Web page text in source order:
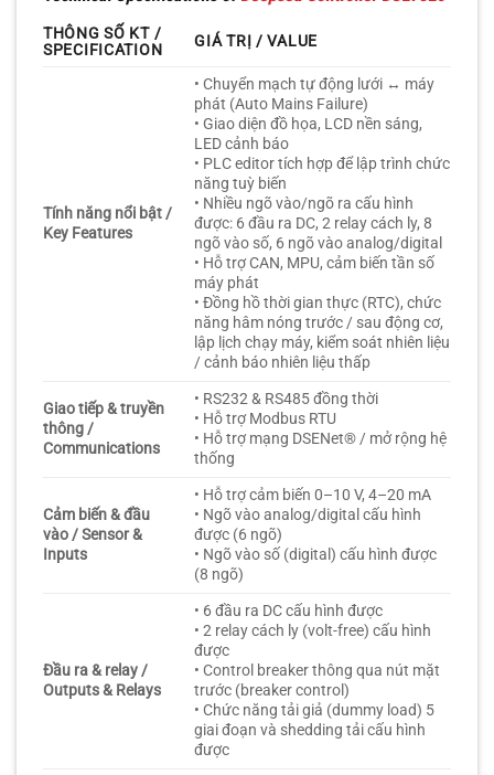
THÔNG SỐ KT /
SPECIFICATION
GIÁ TRỊ / VALUE
Tính năng nổi bật /
Key Features
• Chuyển mạch tự động lưới ↔ máy
phát (Auto Mains Failure)
• Giao diện đồ họa, LCD nền sáng,
LED cảnh báo
• PLC editor tích hợp để lập trình chức
năng tuỳ biến
• Nhiều ngõ vào/ngõ ra cấu hình
được: 6 đầu ra DC, 2 relay cách ly, 8
ngõ vào số, 6 ngõ vào analog/digital
• Hỗ trợ CAN, MPU, cảm biến tần số
máy phát
• Đồng hồ thời gian thực (RTC), chức
năng hâm nóng trước / sau động cơ,
lập lịch chạy máy, kiểm soát nhiên liệu
/ cảnh báo nhiên liệu thấp
Giao tiếp & truyền
thông /
Communications
• RS232 & RS485 đồng thời
• Hỗ trợ Modbus RTU
• Hỗ trợ mạng DSENet® / mở rộng hệ
thống
Cảm biến & đầu
vào / Sensor &
Inputs
• Hỗ trợ cảm biến 0–10 V, 4–20 mA
• Ngõ vào analog/digital cấu hình
được (6 ngõ)
• Ngõ vào số (digital) cấu hình được
(8 ngõ)
Đầu ra & relay /
Outputs & Relays
• 6 đầu ra DC cấu hình được
• 2 relay cách ly (volt-free) cấu hình
được
• Control breaker thông qua nút mặt
trước (breaker control)
• Chức năng tải giả (dummy load) 5
giai đoạn và shedding tải cấu hình
được